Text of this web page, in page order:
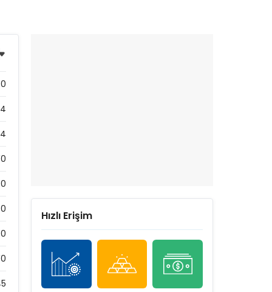
0
0
0
0
Hızlı Erişim